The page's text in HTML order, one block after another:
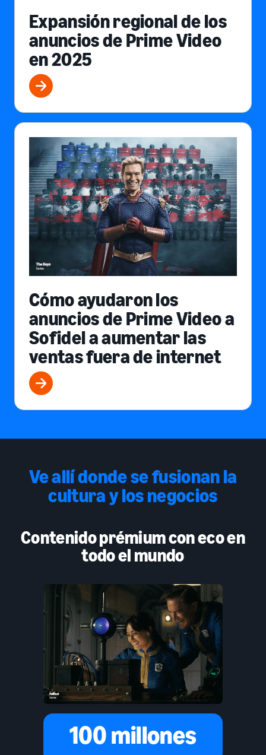
Expansión regional de los
anuncios de Prime Video
en 2025
Cómo ayudaron los
anuncios de Prime Video a
Sofidel a aumentar las
ventas fuera de internet
Ve allí donde se fusionan la
cultura y los negocios
Contenido prémium con eco en
todo el mundo
100 millones